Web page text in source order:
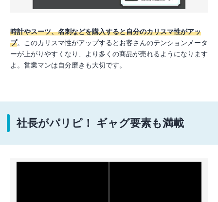
時計やスーツ、名刺などを購入すると自分のカリスマ性がアッ
プ。このカリスマ性がアップするとお客さんのテンションメータ
ーが上がりやすくなり、より多くの商品が売れるようになります
よ。営業マンは自分磨きも大切です。
社長がパリピ！ ギャグ要素も満載